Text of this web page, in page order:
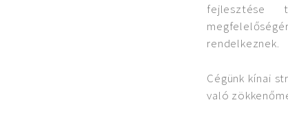
fejlesztése
rendelkeznek.
Cégünk kínai
való